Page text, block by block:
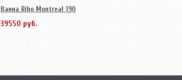
Ванна Riho Montreal 190
39550 руб.